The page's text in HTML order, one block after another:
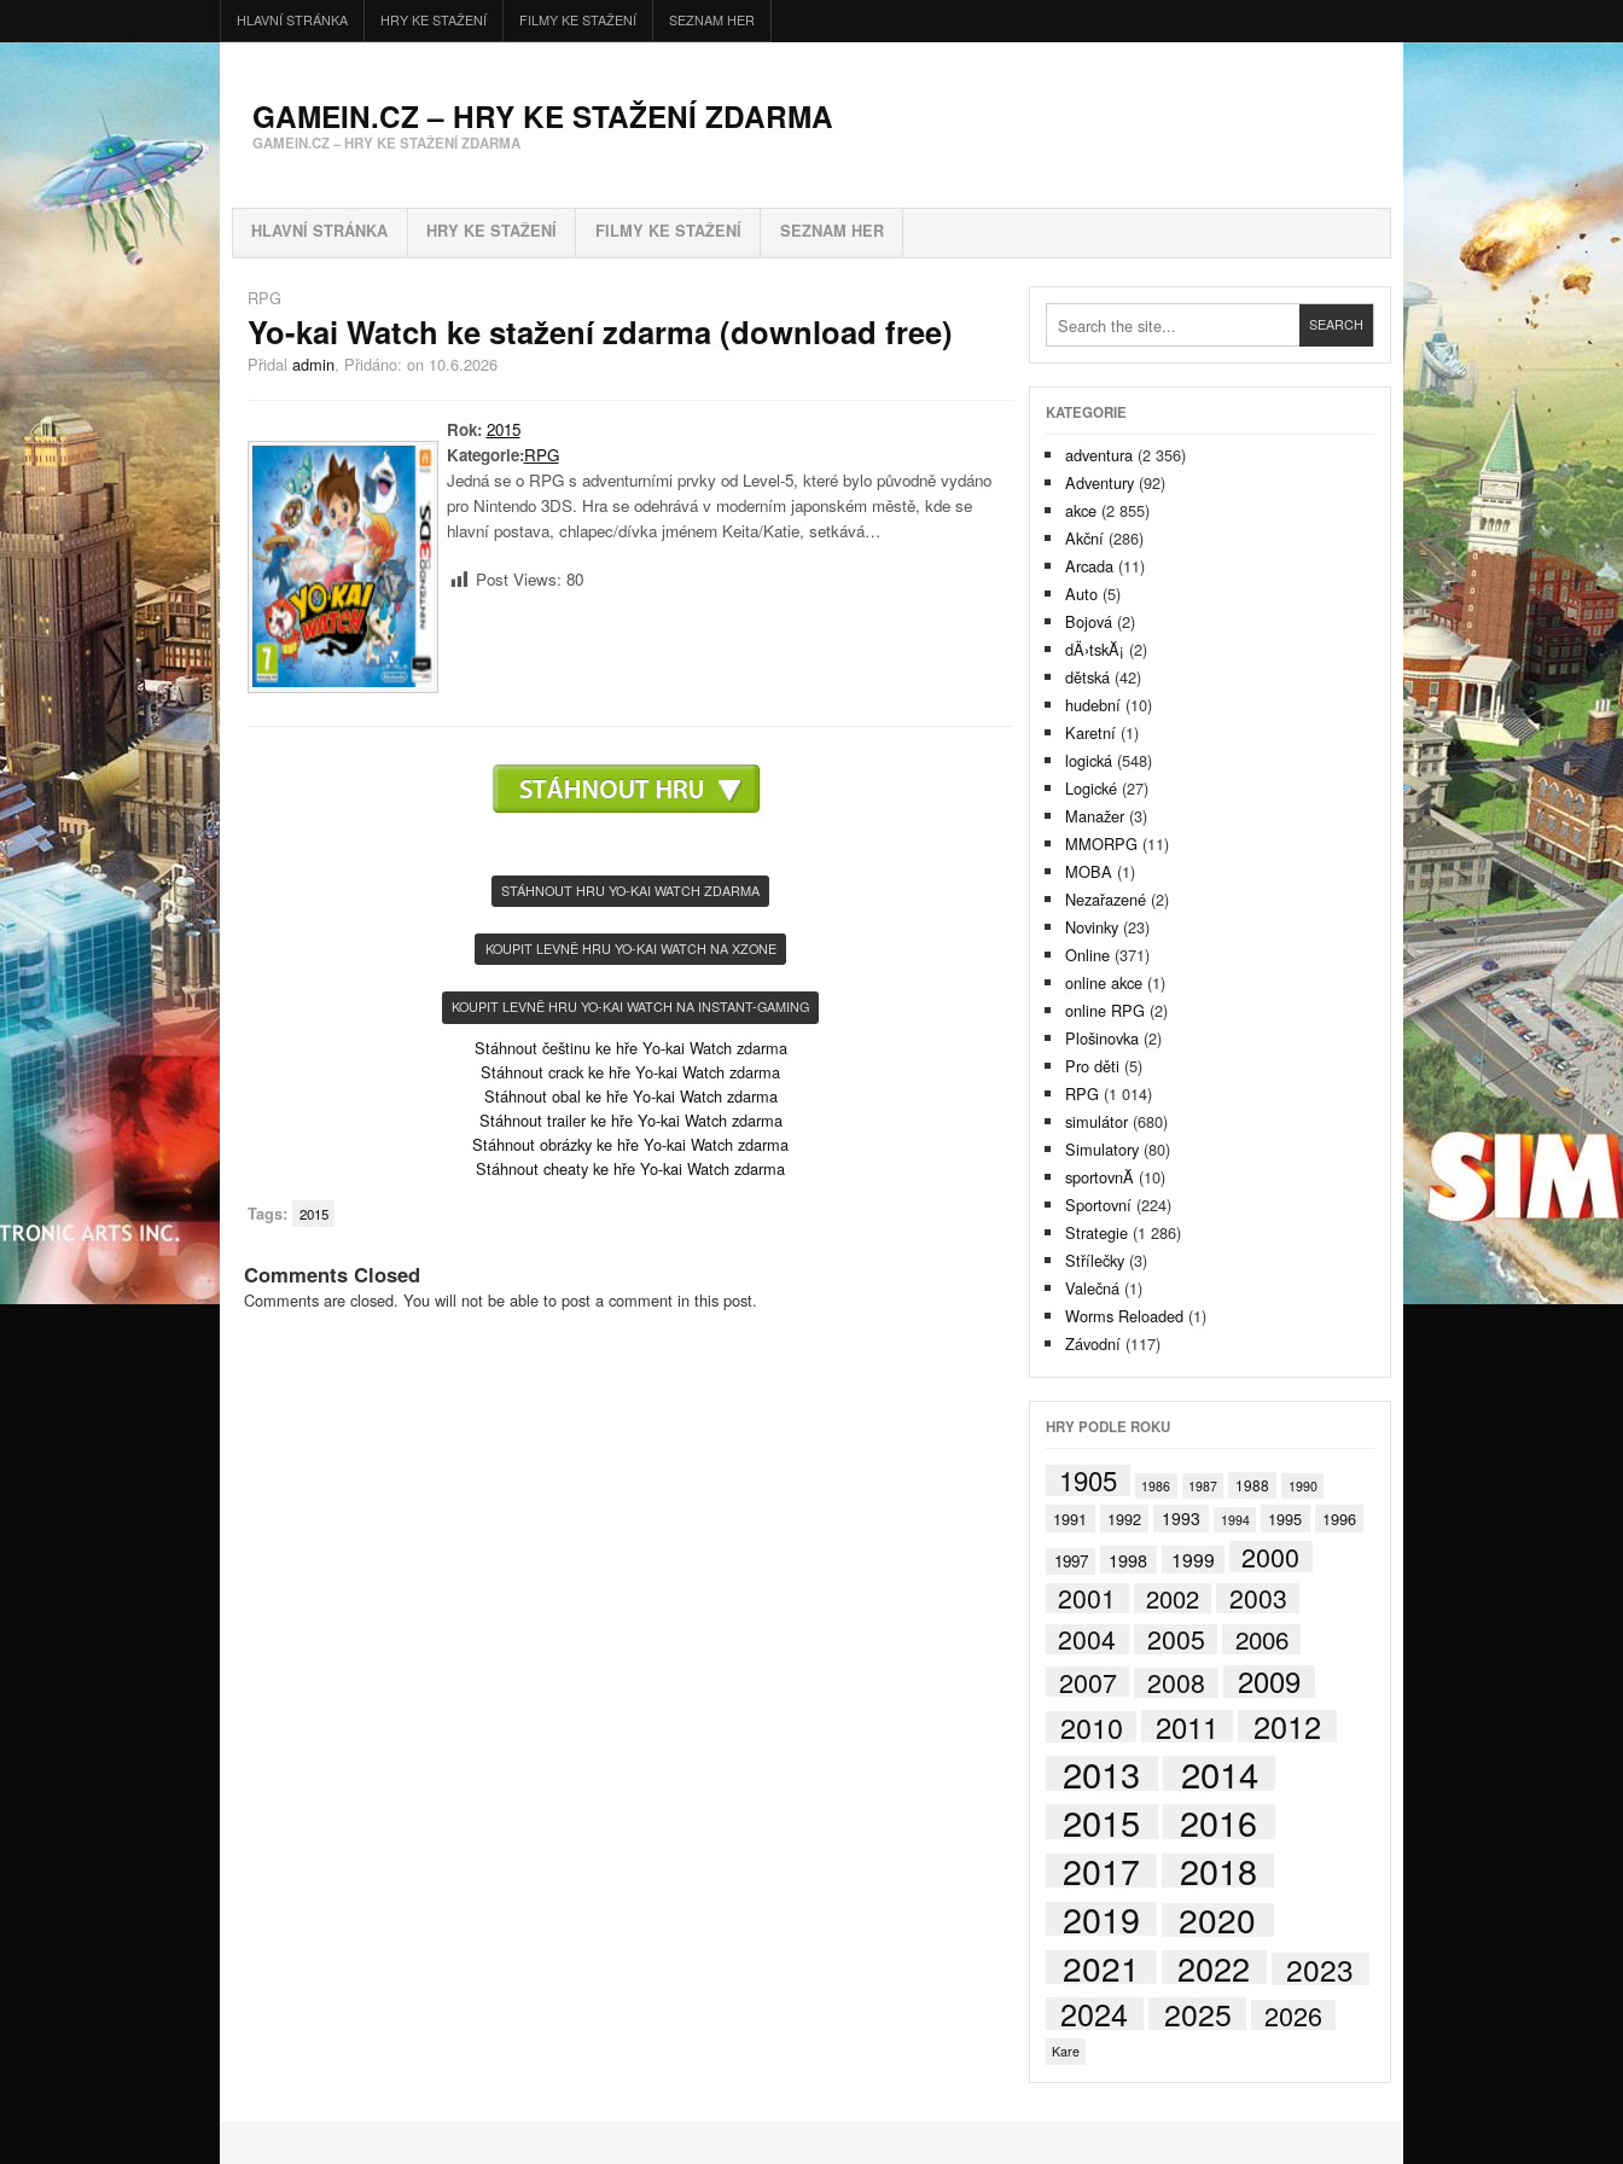
HLAVNÍ STRÁNKA HRY KE STAŽENÍ FILMY KE STAŽENÍ SEZNAM HER
GAMEIN.CZ – HRY KE STAŽENÍ ZDARMA
GAMEIN.CZ – HRY KE STAŽENÍ ZDARMA
HLAVNÍ STRÁNKA HRY KE STAŽENÍ FILMY KE STAŽENÍ SEZNAM HER
RPG
Yo-kai Watch ke stažení zdarma (download free)
Přidal admin, Přidáno: on 10.6.2026
Rok: 2015
Kategorie:RPG
Jedná se o RPG s adventurními prvky od Level-5, které bylo původně vydáno
pro Nintendo 3DS. Hra se odehrává v moderním japonském městě, kde se
hlavní postava, chlapec/dívka jménem Keita/Katie, setkává…
Post Views: 80
STÁHNOUT HRU YO-KAI WATCH ZDARMA
KOUPIT LEVNĚ HRU YO-KAI WATCH NA XZONE
KOUPIT LEVNĚ HRU YO-KAI WATCH NA INSTANT-GAMING
Stáhnout češtinu ke hře Yo-kai Watch zdarma
Stáhnout crack ke hře Yo-kai Watch zdarma
Stáhnout obal ke hře Yo-kai Watch zdarma
Stáhnout trailer ke hře Yo-kai Watch zdarma
Stáhnout obrázky ke hře Yo-kai Watch zdarma
Stáhnout cheaty ke hře Yo-kai Watch zdarma
Tags: 2015
Comments Closed
Comments are closed. You will not be able to post a comment in this post.
KATEGORIE
adventura(2 356)
Adventury(92)
akce(2 855)
Akční(286)
Arcada(11)
Auto(5)
Bojová(2)
dÄ›tskĂ¡ (2)
dětská(42)
hudební(10)
Karetní(1)
logická(548)
Logické(27)
Manažer(3)
MMORPG (11)
MOBA(1)
Nezařazené(2)
Novinky(23)
Online(371)
online akce(1)
online RPG (2)
Plošinovka(2)
Pro děti (5)
RPG (1 014)
simulátor(680)
Simulatory(80)
sportovnĂ­(10)
Sportovní(224)
Strategie(1 286)
Střílečky(3)
Valečná(1)
Worms Reloaded(1)
Závodní(117)
HRY PODLE ROKU
1905 1986 1987 1988 1990
1991 1992 1993 1994 1995
1996
1997
1998 1999 2000
2001 2002
2003
2004
2005 2006
2007 2008
2009
2010
2011 2012
2013 2014
2015
2016
2017
2018
2019
2020
2021
2022 2023
2024 2025 2026
Kare